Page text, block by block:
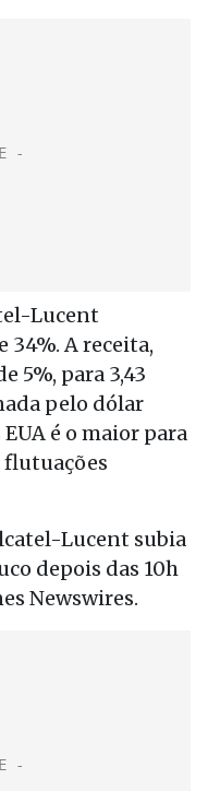
Lucent
34%. A receita,
5%, para 3,43
pelo dólar
é o maior para
flutuações
Lucent subia
depois das 10h
Newswires.